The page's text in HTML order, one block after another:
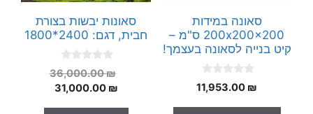
סאונה במידות
200x200x200 ס"מ –
קיט בנייה לסאונה בעצמך!
o
11,953.00 ₪
סאונות יבשות בצורת
חבית, דגם: 2400*1800
o
u
o
36,000.00₪
המחיר
31,000.00 ₪
המחיר